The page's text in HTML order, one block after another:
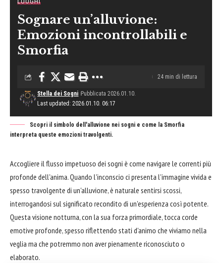
Sognare un’alluvione:
Emozioni incontrollabili e
Smorfia
Last updated: 2026.01.10. 06:17
Stella dei Sogni Pubblicata 2026.01.10.
24 min di lettura
Scopri il simbolo dell'alluvione nei sogni e come la Smorfia
interpreta queste emozioni travolgenti.
Accogliere il flusso impetuoso dei sogni è come navigare le correnti più
profonde dell'anima. Quando l'inconscio ci presenta l'immagine vivida e
spesso travolgente di un'alluvione, è naturale sentirsi scossi,
interrogandosi sul significato recondito di un'esperienza così potente.
Questa visione notturna, con la sua forza primordiale, tocca corde
emotive profonde, spesso riflettendo stati d'animo che viviamo nella
veglia ma che potremmo non aver pienamente riconosciuto o
elaborato.